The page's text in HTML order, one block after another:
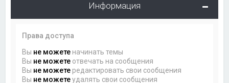
Информация
Права доступа
Вы не можете начинать темы
Вы не можете отвечать на сообщения
Вы не можете редактировать свои сообщения
Вы не можетеудалять свои сообщения